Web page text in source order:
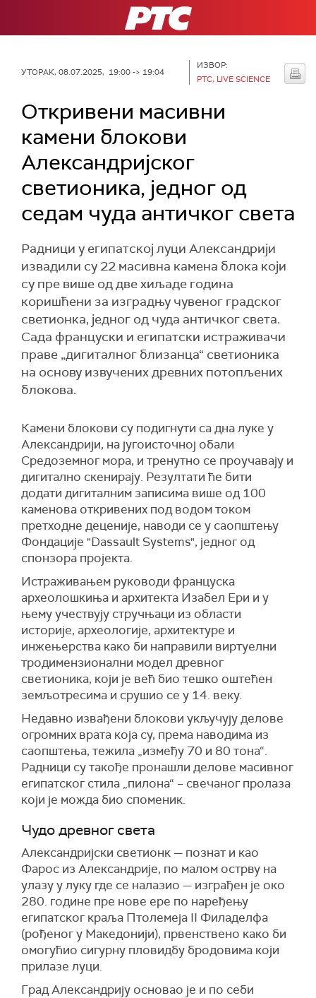
РТС
УТОРАК, 08.07.2025, 19:00 -> 19:04
ИЗВОР:
РТС, LIVE SCIENCE
Откривени масивни
камени блокови
Александријског
светионика, једног од
седам чуда античког света
Радници у египатској луци Александрији
извадили су 22 масивна камена блока који
су пре више од две хиљаде година
коришћени за изградњу чувеног градског
светионка, једног од чуда античког света.
Сада француски и египатски истраживачи
праве „дигиталног близанца“ светионика
на основу извучених древних потопљених
блокова.
Камени блокови су подигнути са дна луке у
Александрији, на југоисточној обали
Средоземног мора, и тренутно се проучавају и
дигитално скенирају. Резултати ће бити
додати дигиталним записима више од 100
каменова откривених под водом током
претходне деценије, наводи се у саопштењу
Фондације "Dassault Systems", једног од
спонзора пројекта.
Истраживањем руководи француска
археолошкиња и архитекта Изабел Ери и у
њему учествују стручњаци из области
историје, археологије, архитектуре и
инжењерства како би направили виртуелни
тродимензионални модел древног
светионика, који је већ био тешко оштећен
земљотресима и срушио се у 14. веку.
Недавно извађени блокови укључују делове
огромних врата која су, према наводима из
саопштења, тежила „између 70 и 80 тона“.
Радници су такође пронашли делове масивног
египатског стила „пилона“ – свечаног пролаза
који је можда био споменик.
Чудо древног света
Александријски светионк — познат и као
Фарос из Александрије, по малом острву на
улазу у луку где се налазио — изграђен је око
280. године пре нове ере по наређењу
египатског краља Птолемеја II Филаделфа
(рођеног у Македонији), првенствено како би
омогућио сигурну пловидбу бродовима који
прилазе луци.
Град Александрију основао је и по себи